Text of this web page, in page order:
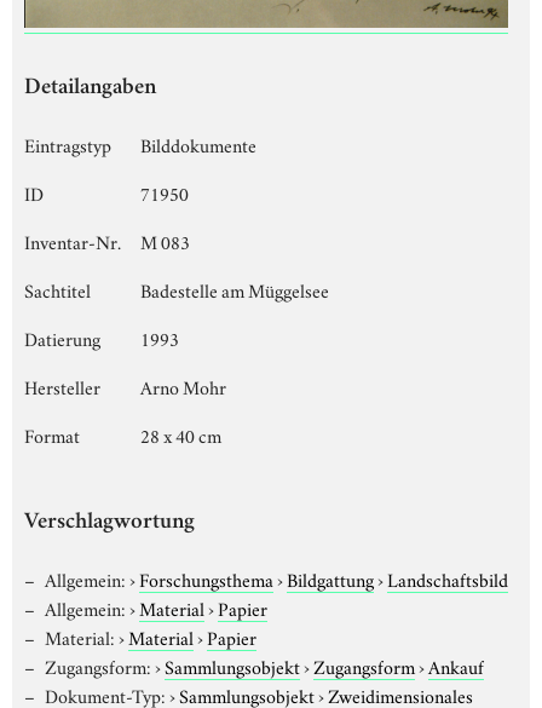
Detailangaben
Eintragstyp
Bilddokumente
ID
71950
Inventar-Nr.
M 083
Sachtitel
Badestelle am Müggelsee
Datierung
1993
Hersteller
Arno Mohr
Format
28 x 40 cm
Verschlagwortung
Allgemein:›Forschungsthema›Bildgattung›Landschaftsbild
Allgemein:›Material›Papier
Material:›Material›Papier
Zugangsform:›Sammlungsobjekt›Zugangsform›Ankauf
Dokument-Typ:›Sammlungsobjekt›Zweidimensionales